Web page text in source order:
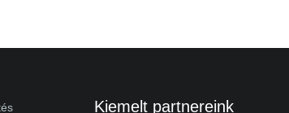
Kiemelt partnereink